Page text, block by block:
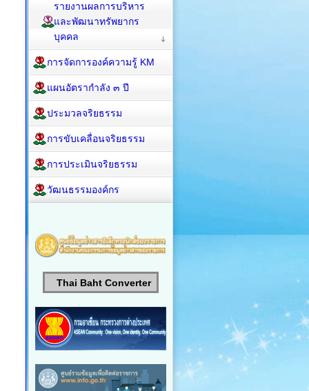
รายงานผลการบริหาร
และพัฒนาทรัพยากร
บุคคล
การจัดการองค์ความรู้ KM
แผนอัตรากำลัง ๓ ปี
ประมวลจริยธรรม
การขับเคลื่อนจริยธรรม
การประเมินจริยธรรม
วัฒนธรรมองค์กร
Thai Baht Converter